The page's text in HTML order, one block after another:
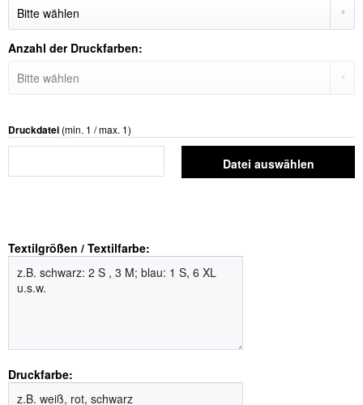
Anzahl der Druckfarben:
Druckdatei (min. 1 / max. 1)
Datei auswählen
Textilgrößen / Textilfarbe:
Druckfarbe: